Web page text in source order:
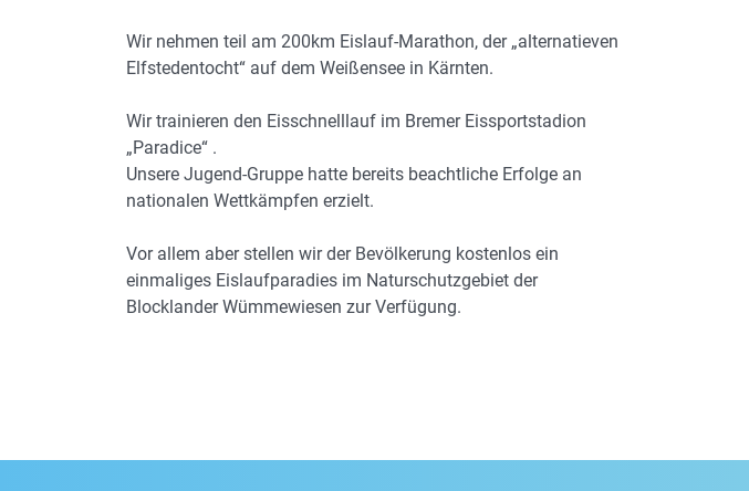
Wir nehmen teil am 200km Eislauf-Marathon, der „alternatieven
Elfstedentocht“ auf dem Weißensee in Kärnten.
Wir trainieren den Eisschnelllauf im Bremer Eissportstadion
„Paradice“ .
Unsere Jugend-Gruppe hatte bereits beachtliche Erfolge an
nationalen Wettkämpfen erzielt.
Vor allem aber stellen wir der Bevölkerung kostenlos ein
einmaliges Eislaufparadies im Naturschutzgebiet der
Blocklander Wümmewiesen zur Verfügung.